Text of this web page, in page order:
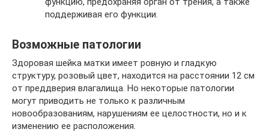
поддерживая его функции.
Возможные патологии
Здоровая шейка матки имеет ровную и гладкую
структуру, розовый цвет, находится на расстоянии 12 см
от преддверия влагалища. Но некоторые патологии
могут приводить не только к различным
новообразованиям, нарушениям ее целостности, но и к
изменению ее расположения.